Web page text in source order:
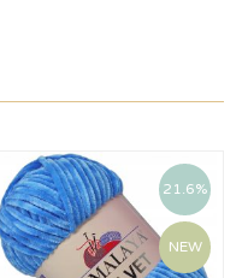
21.6%
NEW